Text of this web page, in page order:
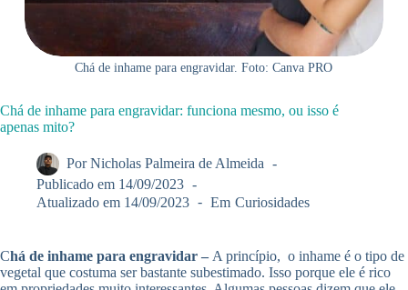
Chá de inhame para engravidar. Foto: Canva PRO
Chá de inhame para engravidar: funciona mesmo, ou isso é
apenas mito?
Por Nicholas Palmeira de Almeida
Publicado em 14/09/2023
Atualizado em 14/09/2023 Em Curiosidades
Chá de inhame para engravidar – A princípio, o inhame é o tipo de
vegetal que costuma ser bastante subestimado. Isso porque ele é rico